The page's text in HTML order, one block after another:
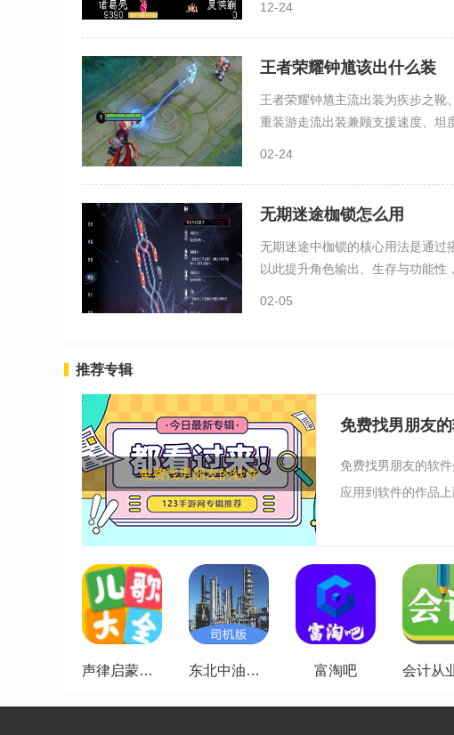
12-24
王者荣耀钟馗该出什么装
王者荣耀钟馗主流出装为疾步之靴
重装游走流出装兼顾支援速度、坦
02-24
无期迷途枷锁怎么用
无期迷途中枷锁的核心用法是通过
以此提升角色输出、生存与功能性
02-05
推荐专辑
免费找男朋友的软件
免费找男朋友
免费找男朋友的软
应用到软件的作品
声律启蒙儿歌mp3 东北中油司机端 富淘吧